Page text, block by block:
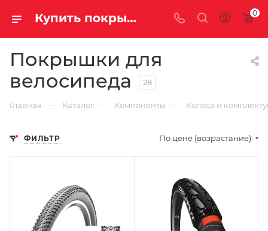
Купить покрышки для велосипеда в Саратове и Энгельсе 0
Покрышки для
велосипеда
28
Главная — Каталог — Компоненты — Колёса и
ФИЛЬТР По цене (возрастание)